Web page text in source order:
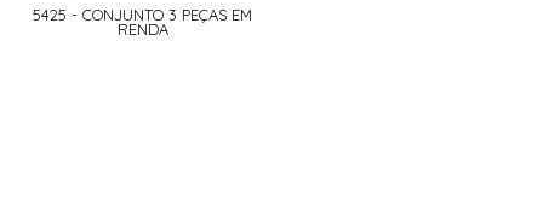
5425 - CONJUNTO 3 PEÇAS EM
RENDA